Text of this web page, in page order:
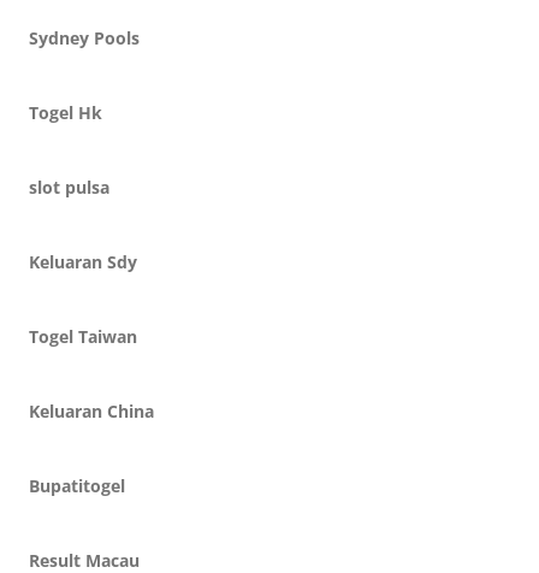
Sydney Pools
Togel Hk
slot pulsa
Keluaran Sdy
Togel Taiwan
Keluaran China
Bupatitogel
Result Macau